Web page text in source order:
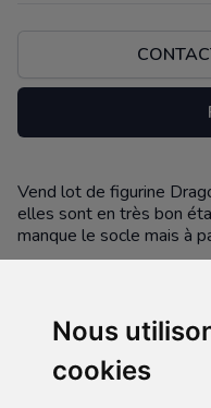
Nous
cookies
Description
Vend lot de figurine
elles sont en très bon
manque le socle mais à
Possibilité d'envoyer
Possibilité de vendre à
me demander les
Sangoku enfant sans
ou le lot complet a 90